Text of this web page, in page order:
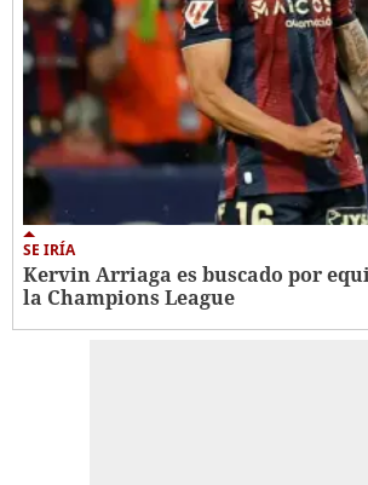
SE IRÍA
Kervin Arriaga es buscado por
la Champions League